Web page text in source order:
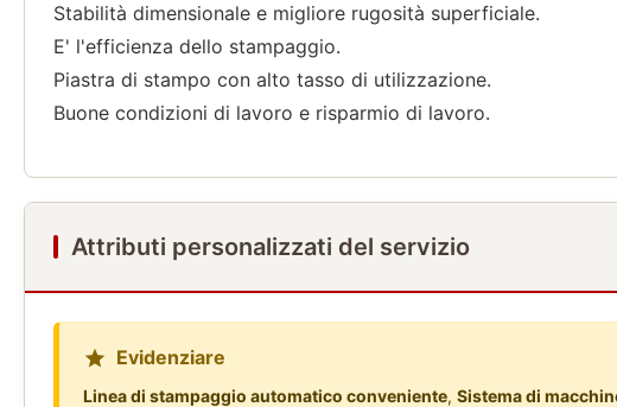
Stabilità dimensionale e migliore rugosità superficiale.
E' l'efficienza dello stampaggio.
Piastra di stampo con alto tasso di utilizzazione.
Buone condizioni di lavoro e risparmio di lavoro.
Attributi personalizzati del servizio
Evidenziare
Linea di stampaggio automatico conveniente, Sistema di